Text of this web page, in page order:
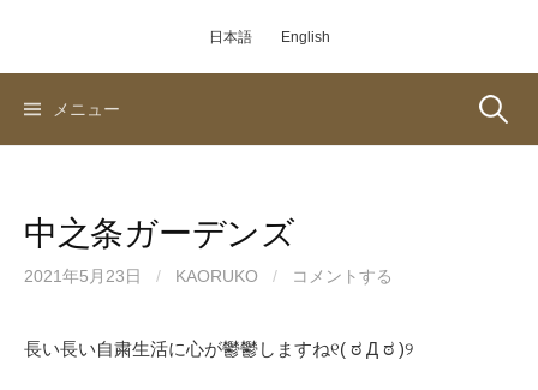
日本語 English
メニュー 検
中之条ガーデンズ
2021年5月23日 / KAORUKO / コメントする
長い長い自粛生活に心が鬱鬱しますね୧( ಠ Д ಠ )୨